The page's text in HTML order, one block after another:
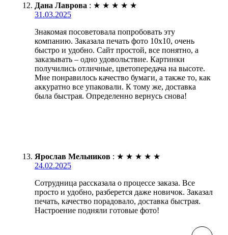
Дана Лаврова : ★ ★ ★ ★ ★
31.03.2025
Знакомая посоветовала попробовать эту
компанию. Заказала печать фото 10х10, очень
быстро и удобно. Сайт простой, все понятно, а
заказывать – одно удовольствие. Картинки
получились отличные, цветопередача на высоте.
Мне понравилось качество бумаги, а также то, как
аккуратно все упаковали. К тому же, доставка
была быстрая. Определенно вернусь снова!
Ярослав Мельников : ★ ★ ★ ★ ★
24.02.2025
Сотрудница рассказала о процессе заказа. Все
просто и удобно, разберется даже новичок. Заказал
печать, качество порадовало, доставка быстрая.
Настроение подняли готовые фото!